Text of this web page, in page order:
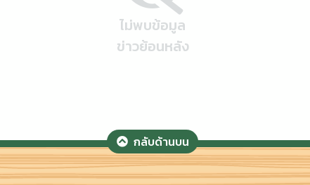
ไม่พบข้อมูล
ข่าวย้อนหลัง
กลับด้านบน